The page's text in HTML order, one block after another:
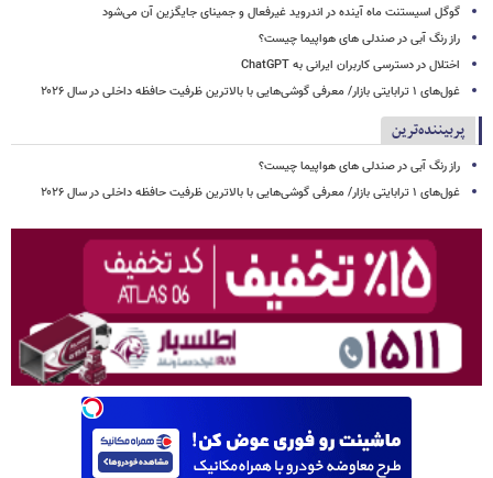
گوگل اسیستنت ماه آینده در اندروید غیرفعال و جمینای جایگزین آن می‌شود
راز رنگ آبی در صندلی های هواپیما چیست؟
اختلال در دسترسی کاربران ایرانی به ChatGPT
غول‌های ۱ ترابایتی بازار/ معرفی گوشی‌هایی با بالاترین ظرفیت حافظه داخلی در سال ۲۰۲۶
پربیننده‌ترین
راز رنگ آبی در صندلی های هواپیما چیست؟
غول‌های ۱ ترابایتی بازار/ معرفی گوشی‌هایی با بالاترین ظرفیت حافظه داخلی در سال ۲۰۲۶